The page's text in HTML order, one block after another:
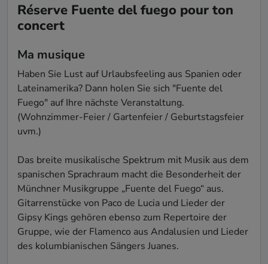
Réserve Fuente del fuego pour ton
concert
Ma musique
Haben Sie Lust auf Urlaubsfeeling aus Spanien oder
Lateinamerika? Dann holen Sie sich "Fuente del
Fuego" auf Ihre nächste Veranstaltung.
(Wohnzimmer-Feier / Gartenfeier / Geburtstagsfeier
uvm.)
Das breite musikalische Spektrum mit Musik aus dem
spanischen Sprachraum macht die Besonderheit der
Münchner Musikgruppe „Fuente del Fuego“ aus.
Gitarrenstücke von Paco de Lucia und Lieder der
Gipsy Kings gehören ebenso zum Repertoire der
Gruppe, wie der Flamenco aus Andalusien und Lieder
des kolumbianischen Sängers Juanes.